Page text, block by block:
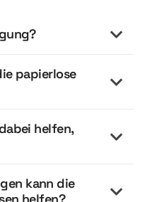
papierlose
helfen,
kann die